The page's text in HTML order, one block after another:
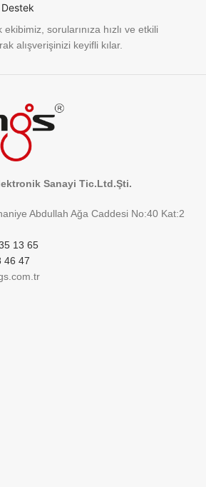
Destek
ekibimiz, sorularınıza hızlı ve etkili
alışverişinizi keyifli kılar.
Sanayi Tic.Ltd.Şti.
Abdullah Ağa Caddesi No:40 Kat:2
13 65
46 47